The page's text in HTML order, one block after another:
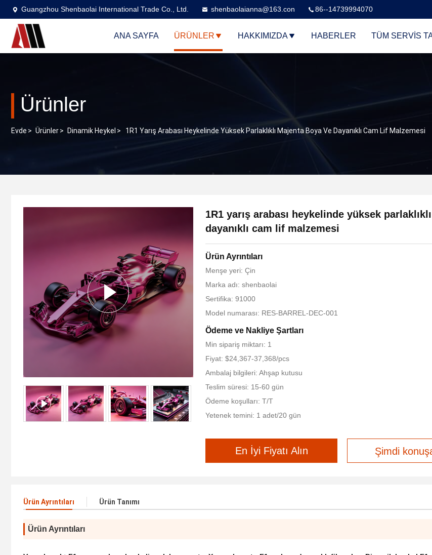
Guangzhou Shenbaolai International Trade Co., Ltd. shenbaolaianna@163.con 86--14739994070
ANA SAYFA ÜRÜNLER HAKKIMIZDA HABERLER TÜM SERVIS
Ürünler
Evde > Ürünler> Dinamik Heykel > 1R1 Yarış Arabası Heykelinde Yüksek Parlaklıklı Majenta Boya Ve Dayanıklı Cam Lif Malzemesi
1R1 yarış arabası heykelinde yüksek
dayanıklı cam lif malzemesi
Ürün Ayrıntıları
Menşe yeri: Çin
Marka adı: shenbaolai
Sertifika: 91000
Model numarası: RES-BARREL-DEC-001
Ödeme ve Nakliye Şartları
Min sipariş miktarı: 1
Fiyat: $24,367-37,368/pcs
Ambalaj bilgileri: Ahşap kutusu
Teslim süresi: 15-60 gün
Ödeme koşulları: T/T
Yetenek temini: 1 adet/20 gün
En İyi Fiyatı Alın Şimdi
Ürün Ayrıntıları Ürün Tanımı
Ürün Ayrıntıları